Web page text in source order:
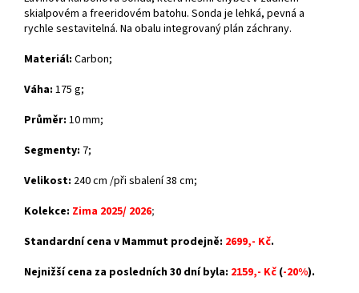
skialpovém a freeridovém batohu. Sonda je lehká, pevná a
rychle sestavitelná. Na obalu integrovaný plán záchrany.
Materiál: Carbon;
Váha: 175 g;
Průměr: 10 mm;
Segmenty: 7;
Velikost: 240 cm /při sbalení 38 cm;
Kolekce: Zima 2025/ 2026;
Standardní cena v Mammut prodejně: 2699,- Kč.
Nejnižší cena za posledních 30 dní byla: 2159,- Kč (-20%).